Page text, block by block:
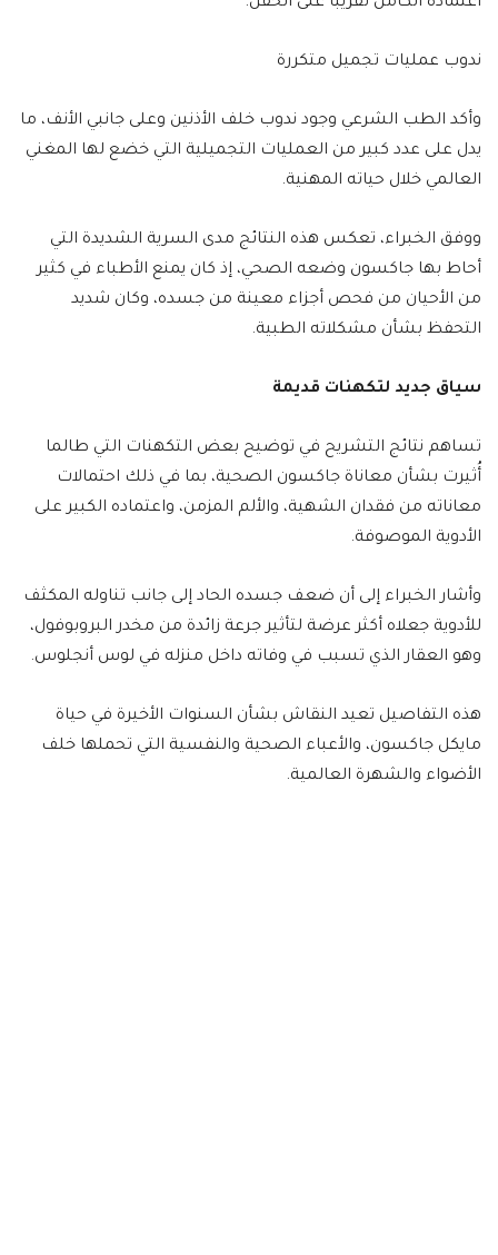
اعتماده الكامل تقريبًا على الحقن.
ندوب عمليات تجميل متكررة
وأكد الطب الشرعي وجود ندوب خلف الأذنين وعلى جانبي الأنف، ما
يدل على عدد كبير من العمليات التجميلية التي خضع لها المغني
العالمي خلال حياته المهنية.
ووفق الخبراء، تعكس هذه النتائج مدى السرية الشديدة التي
أحاط بها جاكسون وضعه الصحي، إذ كان يمنع الأطباء في كثير
من الأحيان من فحص أجزاء معينة من جسده، وكان شديد
التحفظ بشأن مشكلاته الطبية.
سياق جديد لتكهنات قديمة
تساهم نتائج التشريح في توضيح بعض التكهنات التي طالما
أُثيرت بشأن معاناة جاكسون الصحية، بما في ذلك احتمالات
معاناته من فقدان الشهية، والألم المزمن، واعتماده الكبير على
الأدوية الموصوفة.
وأشار الخبراء إلى أن ضعف جسده الحاد إلى جانب تناوله المكثف
للأدوية جعلاه أكثر عرضة لتأثير جرعة زائدة من مخدر البروبوفول،
وهو العقار الذي تسبب في وفاته داخل منزله في لوس أنجلوس.
هذه التفاصيل تعيد النقاش بشأن السنوات الأخيرة في حياة
مايكل جاكسون، والأعباء الصحية والنفسية التي تحملها خلف
الأضواء والشهرة العالمية.